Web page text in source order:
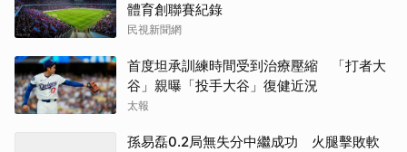
體育創聯賽紀錄
民視新聞網
首度坦承訓練時間受到治療壓縮 「打者大
谷」親曝「投手大谷」復健近況
太報
孫易磊0.2局無失分中繼成功 火腿擊敗軟